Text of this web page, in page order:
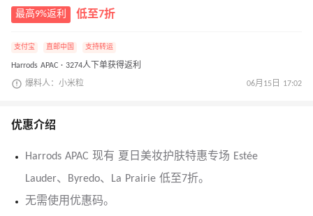
最高9%返利 低至7折
支付宝 直邮中国 支持转运
Harrods APAC · 3274人下单获得返利
爆料人：小米粒 06月15日 17:02
优惠介绍
Harrods APAC 现有 夏日美妆护肤特惠专场 Estée
Lauder、Byredo、La Prairie 低至7折。
无需使用优惠码。